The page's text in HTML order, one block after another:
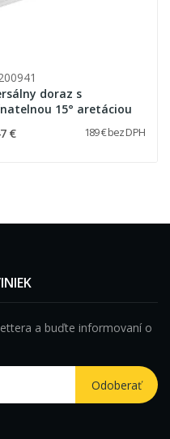
doraz s
15° aretáciou
€ 189 € bez DPH
a buďte informovaní o
Odoberať